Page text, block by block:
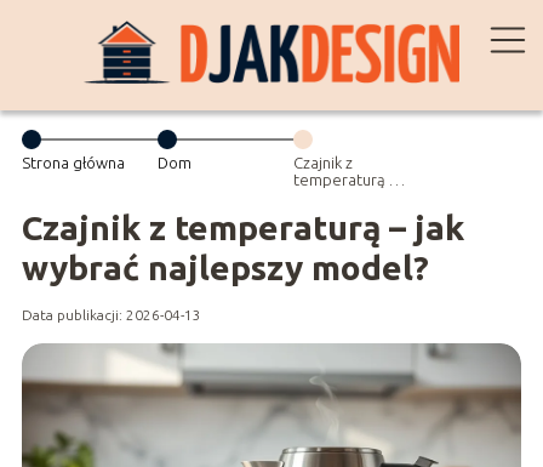
Strona główna Dom
Czajnik z
temperaturą –
najlepszy
model?
Czajnik z temperaturą – jak
wybrać najlepszy model?
Data publikacji: 2026-04-13